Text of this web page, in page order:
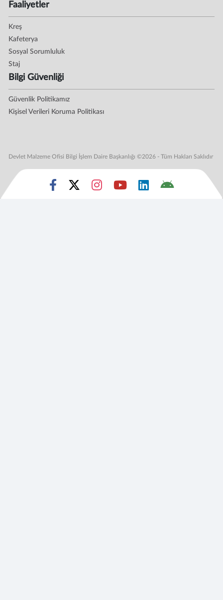
Faaliyetler
Kreş
Kafeterya
Sosyal Sorumluluk
Staj
Bilgi Güvenliği
Güvenlik Politikamız
Kişisel Verileri Koruma Politikası
Devlet Malzeme Ofisi Bilgi İşlem Daire Başkanlığı ©2026 - Tüm Hakları Saklıdır